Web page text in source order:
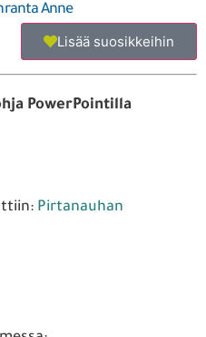
Anne
Lisää suosikkeihin
PowerPointilla
Pirtanauhan